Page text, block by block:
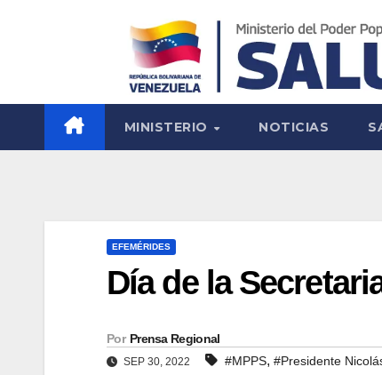
MINISTERIO NOTICIAS
EFEMÉRIDES
Día de la
Por Prensa Regional
SEP 30, 2022 #MPPS, #Presidente